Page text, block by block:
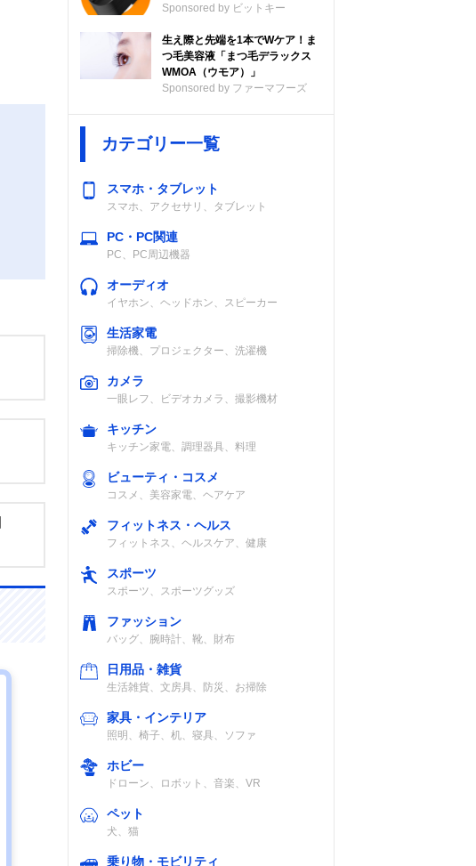
Sponsored by ビットキー
生え際と先端を1本でWケア！ま
つ毛美容液「まつ毛デラックス
WMOA（ウモア）」
Sponsored by ファーマフーズ
カテゴリー一覧
スマホ・タブレット
スマホ、アクセサリ、タブレット
PC・PC関連
PC、PC周辺機器
オーディオ
イヤホン、ヘッドホン、スピーカー
生活家電
掃除機、プロジェクター、洗濯機
カメラ
一眼レフ、ビデオカメラ、撮影機材
キッチン
キッチン家電、調理器具、料理
ビューティ・コスメ
コスメ、美容家電、ヘアケア
フィットネス・ヘルス
フィットネス、ヘルスケア、健康
スポーツ
スポーツ、スポーツグッズ
ファッション
バッグ、腕時計、靴、財布
日用品・雑貨
生活雑貨、文房具、防災、お掃除
家具・インテリア
照明、椅子、机、寝具、ソファ
ホビー
ドローン、ロボット、音楽、VR
ペット
犬、猫
乗り物・モビリティ